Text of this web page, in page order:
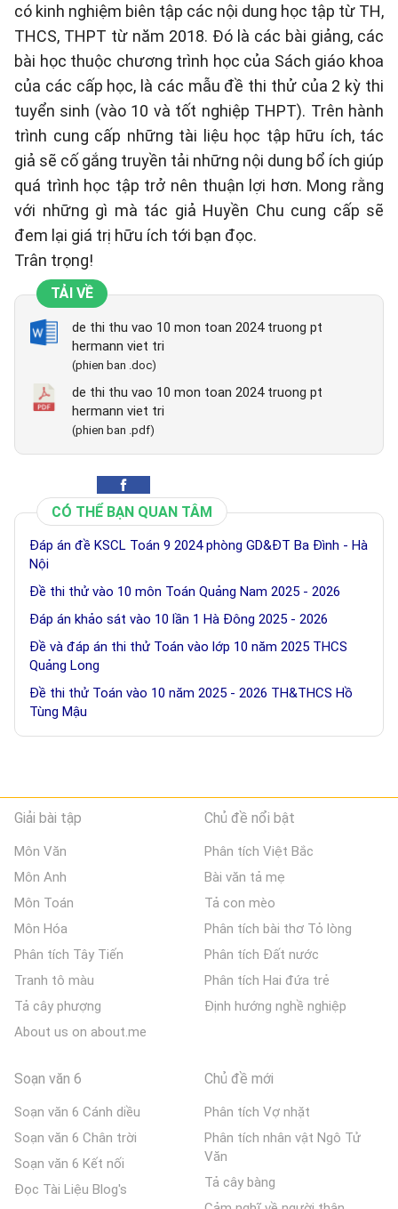
có kinh nghiệm biên tập các nội dung học tập từ TH,
THCS, THPT từ năm 2018. Đó là các bài giảng, các
bài học thuộc chương trình học của Sách giáo khoa
của các cấp học, là các mẫu đề thi thử của 2 kỳ thi
tuyển sinh (vào 10 và tốt nghiệp THPT). Trên hành
trình cung cấp những tài liệu học tập hữu ích, tác
giả sẽ cố gắng truyền tải những nội dung bổ ích giúp
quá trình học tập trở nên thuận lợi hơn. Mong rằng
với những gì mà tác giả Huyền Chu cung cấp sẽ
đem lại giá trị hữu ích tới bạn đọc.
Trân trọng!
TẢI VỀ
de thi thu vao 10 mon toan 2024 truong pt
hermann viet tri
(phien ban .doc)
de thi thu vao 10 mon toan 2024 truong pt
hermann viet tri
(phien ban .pdf)
CÓ THỂ BẠN QUAN TÂM
Đáp án đề KSCL Toán 9 2024 phòng GD&ĐT Ba Đình - Hà
Nội
Đề thi thử vào 10 môn Toán Quảng Nam 2025 - 2026
Đáp án khảo sát vào 10 lần 1 Hà Đông 2025 - 2026
Đề và đáp án thi thử Toán vào lớp 10 năm 2025 THCS
Quảng Long
Đề thi thử Toán vào 10 năm 2025 - 2026 TH&THCS Hồ
Tùng Mậu
Giải bài tập
Môn Văn
Môn Anh
Môn Toán
Môn Hóa
Phân tích Tây Tiến
Tranh tô màu
Tả cây phượng
About us on about.me
Chủ đề nổi bật
Phân tích Việt Bắc
Bài văn tả mẹ
Tả con mèo
Phân tích bài thơ Tỏ lòng
Phân tích Đất nước
Phân tích Hai đứa trẻ
Định hướng nghề nghiệp
Soạn văn 6
Soạn văn 6 Cánh diều
Soạn văn 6 Chân trời
Soạn văn 6 Kết nối
Đọc Tài Liệu Blog's
Chủ đề mới
Phân tích Vợ nhặt
Phân tích nhân vật Ngô Tử
Văn
Tả cây bàng